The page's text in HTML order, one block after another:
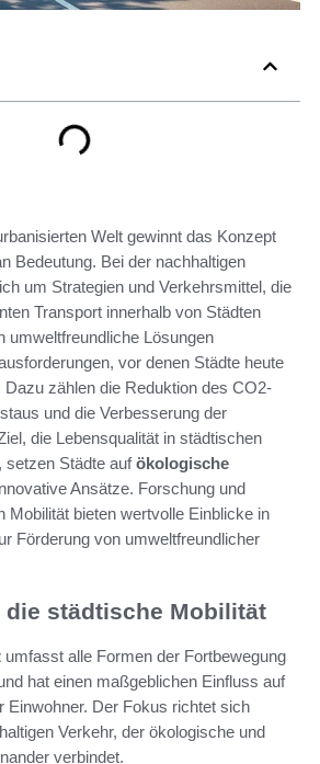
Welt gewinnt das Konzept
Bedeutung. Bei der nachhaltigen
um Strategien und Verkehrsmittel, die
Transport innerhalb von Städten
umweltfreundliche Lösungen
vor denen Städte heute
Dazu zählen die Reduktion des CO2-
und die Verbesserung der
die Lebensqualität in städtischen
setzen Städte aufökologische
Ansätze. Forschung und
Mobilität bieten wertvolle Einblicke in
Förderung von umweltfreundlicher
städtische Mobilität
umfasst alle Formen der Fortbewegung
hat einen maßgeblichen Einfluss auf
Einwohner. Der Fokus richtet sich
Verkehr, der ökologische und
verbindet.